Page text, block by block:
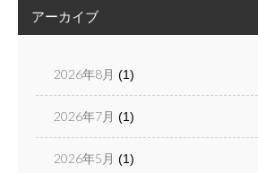
アーカイブ
2026年8月 (1)
2026年7月 (1)
2026年5月 (1)